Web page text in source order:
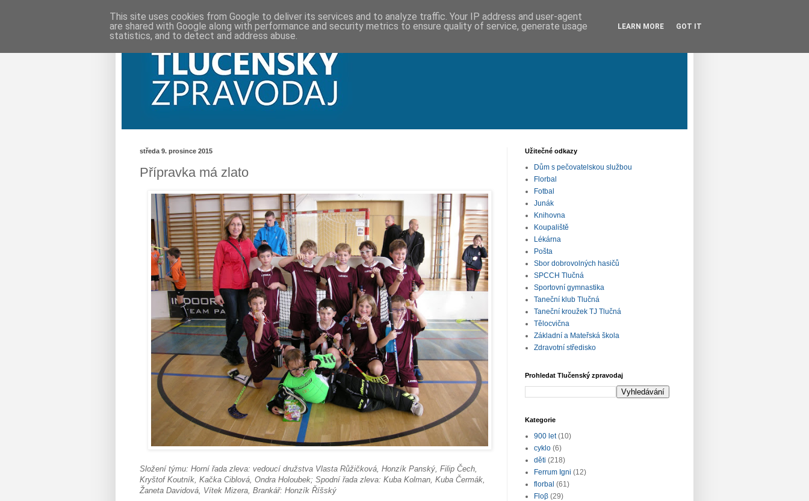
středa 9. prosince 2015
Přípravka má zlato
Složení týmu: Horní řada zleva: vedoucí družstva Vlasta Růžičková, Honzík Panský, Filip Čech,
Kryštof Koutník, Kačka Ciblová, Ondra Holoubek; Spodní řada zleva: Kuba Kolman, Kuba Čermák,
Žaneta Davidová, Vítek Mizera, Brankář: Honzík Říšský
Užitečné odkazy
Dům s pečovatelskou službou
Florbal
Fotbal
Junák
Knihovna
Koupaliště
Lékárna
Pošta
Sbor dobrovolných hasičů
SPCCH Tlučná
Sportovní gymnastika
Taneční klub Tlučná
Taneční kroužek TJ Tlučná
Tělocvična
Základní a Mateřská škola
Zdravotní středisko
Prohledat Tlučenský zpravodaj
Kategorie
900 let (10)
cyklo (6)
děti (218)
Ferrum Igni (12)
florbal (61)
Floβ (29)
This site uses cookies from Google to deliver its services and to analyze traffic. Your IP address and user-agent
are shared with Google along with performance and security metrics to ensure quality of service, generate usage
statistics, and to detect and address abuse.
LEARN MORE GOT IT